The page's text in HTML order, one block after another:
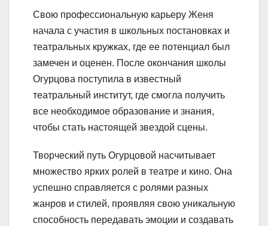
Свою профессиональную карьеру Женя
начала с участия в школьных постановках и
театральных кружках, где ее потенциал был
замечен и оценен. После окончания школы
Огурцова поступила в известный
театральный институт, где смогла получить
все необходимое образование и знания,
чтобы стать настоящей звездой сцены.
Творческий путь Огурцовой насчитывает
множество ярких ролей в театре и кино. Она
успешно справляется с ролями разных
жанров и стилей, проявляя свою уникальную
способность передавать эмоции и создавать